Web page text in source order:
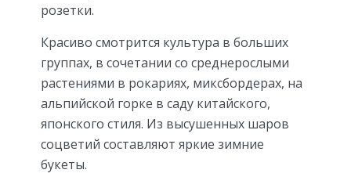
розетки.
Красиво смотрится культура в больших
группах, в сочетании со среднерослыми
растениями в рокариях, миксбордерах, на
альпийской горке в саду китайского,
японского стиля. Из высушенных шаров
соцветий составляют яркие зимние
букеты.